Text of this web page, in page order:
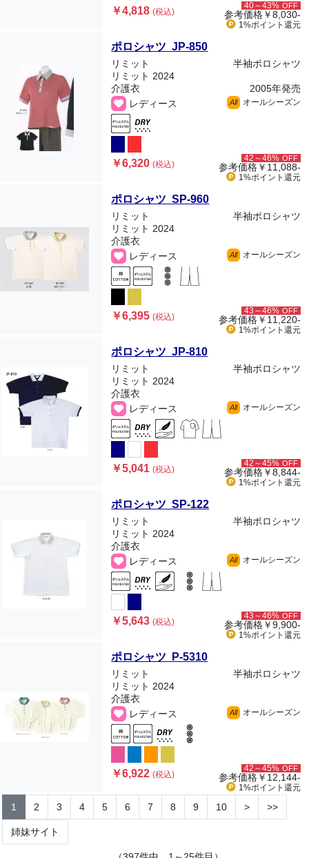
￥4,818(税込)
40～43% OFF
参考価格￥8,030-
1%ポイント 還元
ポロシャツ JP-850
リミット
半袖ポロシャツ
リミット 2024
介護衣
2005年発売
レディース
All オールシーズン
￥6,320(税込)
42～46% OFF
参考価格￥11,088-
1%ポイント 還元
ポロシャツ SP-960
リミット
半袖ポロシャツ
リミット 2024
介護衣
レディース
All オールシーズン
￥6,395(税込)
43～46% OFF
参考価格￥11,220-
1%ポイント 還元
ポロシャツ JP-810
リミット
半袖ポロシャツ
リミット 2024
介護衣
レディース
All オールシーズン
￥5,041(税込)
42～45% OFF
参考価格￥8,844-
1%ポイント 還元
ポロシャツ SP-122
リミット
半袖ポロシャツ
リミット 2024
介護衣
レディース
All オールシーズン
￥5,643(税込)
43～46% OFF
参考価格￥9,900-
1%ポイント 還元
ポロシャツ P-5310
リミット
半袖ポロシャツ
リミット 2024
介護衣
レディース
All オールシーズン
￥6,922(税込)
42～45% OFF
参考価格￥12,144-
1%ポイント 還元
1 2 3 4 5 6 7 8 9 10 > >>
姉妹サイト